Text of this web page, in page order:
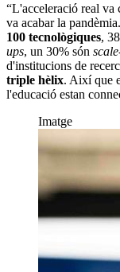
“L'acceleració real va
va acabar la
100 tecnològiques,
ups, un 30% són
d'institucions de
triple hèlix. Així que
l'educació estan
Imatge